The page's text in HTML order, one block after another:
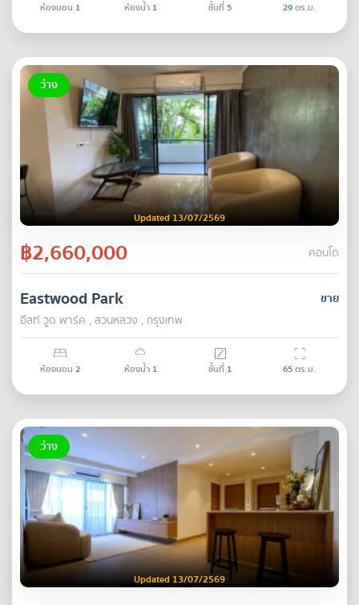
ห้องนอน 1 ห้องน้ำ 1 ชั้นที่5 29ตร.ม.
ว่าง
Updated 13/07/2569
฿2,660,000 คอนโด
ขาย
Eastwood Park
อีสท์ วูด พาร์ค , สวนหลวง , กรุงเทพ
ห้องนอน 2 ห้องน้ำ 1 ชั้นที่ 1 65ตร.ม.
ว่าง
Updated 13/07/2569